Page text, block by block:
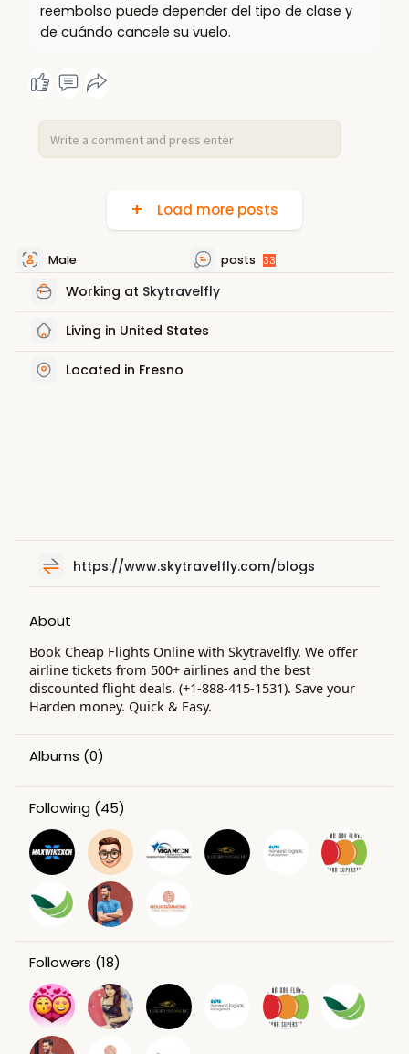
reembolso puede depender del tipo de clase y
de cuándo cancele su vuelo.
Load more posts
Male posts 33
Working at Skytravelfly
Living in United States
Located in Fresno
https://www.skytravelfly.com/blogs
About
Book Cheap Flights Online with Skytravelfly. We offer
airline tickets from 500+ airlines and the best
discounted flight deals. (+1-888-415-1531). Save your
Harden money. Quick & Easy.
Albums (0)
Following (45)
Followers (18)